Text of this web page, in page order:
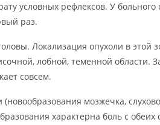
условных рефлексов. У больного
раз.
Локализация опухоли в этой
лобной, теменной области.
совсем.
(новообразования мозжечка,
характерна боль с обеих